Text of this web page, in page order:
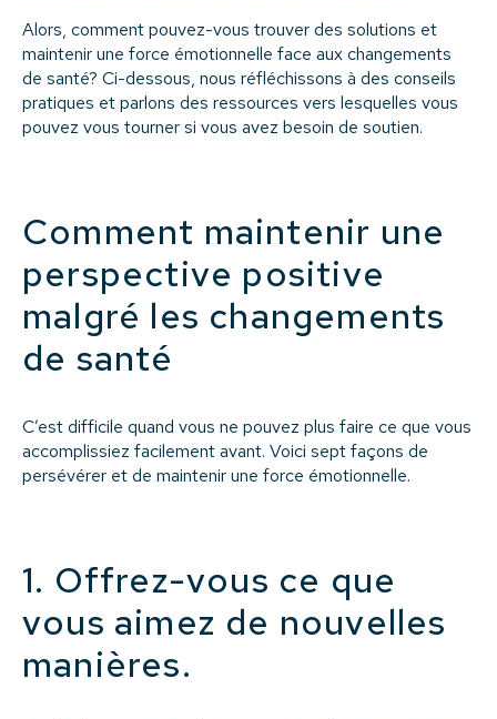
Alors, comment pouvez-vous trouver des solutions et
maintenir une force émotionnelle face aux changements
de santé? Ci-dessous, nous réfléchissons à des conseils
pratiques et parlons des ressources vers lesquelles vous
pouvez vous tourner si vous avez besoin de soutien.
Comment maintenir une
perspective positive
malgré les changements
de santé
C’est difficile quand vous ne pouvez plus faire ce que vous
accomplissiez facilement avant. Voici sept façons de
persévérer et de maintenir une force émotionnelle.
1. Offrez-vous ce que
vous aimez de nouvelles
manières.